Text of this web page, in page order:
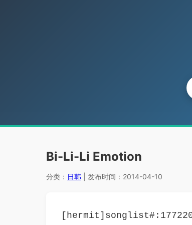
Bi-Li-Li Emotion
分类： 日韩 | 发布时间：2014-04-10